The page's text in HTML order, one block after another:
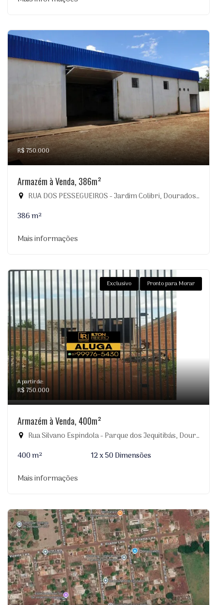
R$ 750.000
Armazém à Venda, 386m²
RUA DOS PESSEGUEIROS - Jardim Colibri, Dourados-MS
386 m²
Mais informações
Exclusivo Pronto para Morar
A partir de:
R$ 750.000
Armazém à Venda, 400m²
Rua Silvano Espindola - Parque dos Jequitibás, Dourados-MS
400 m²
12 x 50 Dimensões
Mais informações